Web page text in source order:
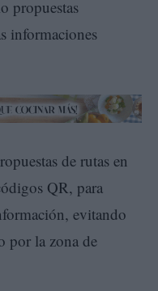
propuestas
informaciones
de rutas en
QR, para
evitando
por la zona de